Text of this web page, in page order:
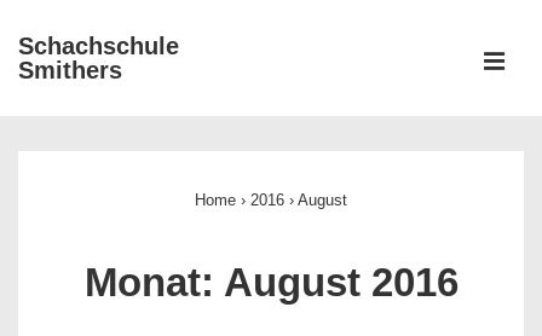
Zum
Inhalt
Schachschule
Smithers
Home › 2016 › August
Monat: August 2016